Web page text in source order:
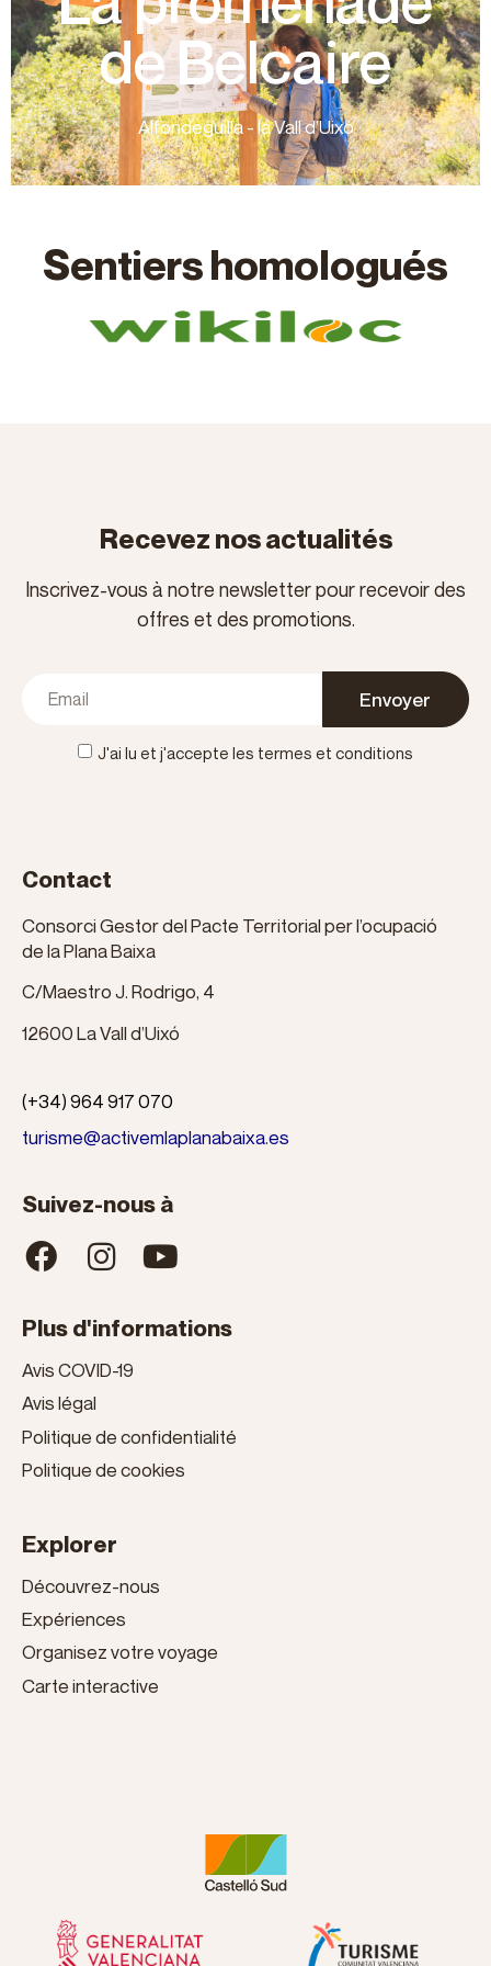
de Belcaire
Alfondeguilla - la Vall d’Uixó
Il longe l'autoroute CV-230 qui relie Alfondeguilla et
La Vall d’Uixó et rappelle le chemin que les habitants
d'Alfondeguilla parcouraient chaque jour pour se
diriger vers l'usine Segarra pour travailler.
Actuellement, de nombreuses personnes utilisent
cette promenade pour pratiquer du sport. Au milieu
Sentiers homologués
Recevez nos actualités
Inscrivez-vous à notre newsletter pour recevoir des
offres et des promotions.
J'ai lu et j'accepte les termes et conditions
Envoyer
Contact
Consorci Gestor del Pacte Territorial per l’ocupació
de la Plana Baixa
C/Maestro J. Rodrigo, 4
12600 La Vall d’Uixó
(+34) 964 917 070
turisme@activemlaplanabaixa.es
Suivez-nous à
Plus d'informations
Avis COVID-19
Avis légal
Politique de confidentialité
Politique de cookies
Explorer
Découvrez-nous
Expériences
Organisez votre voyage
Carte interactive